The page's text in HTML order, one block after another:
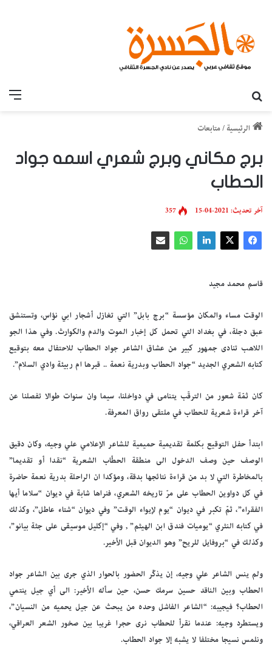
الرئيسية /متابعات
برج مكاني وبرج شعري اسمه جواد
الحطاب
آخر تحديث: 2021-04-15 357
قاسم محمد مجيد
الوقت مساء والمكان مؤسسة “برج بابل” التي تغازل أشجار ابي نؤاس، وتستنشق
عبق دجلة، في بغداد التي تحمل كل إخبار الموت والدم والكوارث. وفي هذا الجو
اللاهب تنادى جمهور كبير من عشاق الشاعر جواد الحطاب للاحتفال معه بتوقيع
كتابه الشعري الجديد “جواد الحطاب وبدرية نعمة .. قبرها ام ربيئة وادي السلام”.
كان ثمّة شعور من الترقّب يتنامى في دواخلنا، سيما وان سنوات طوالا تفصلنا عن
آخر قراءة شعرية للحطاب في ملتقى رواق المعرفة.
ابتدأ حفل التوقيع بكلمة تقديمية حميمية للشاعر الإعلامي علي وجيه، وكان دقيق
الوصف حين وصف الدخول الى منطقة الحطّاب الشعرية “نقدا أو تقديما”
بالمخاطرة التي لا بد من قراءة نتائجها بدقة، ومؤكدا ان الراحلة بدرية نعمة حاضرة
في كل دواوين الحطاب على مرّ تاريخه الشعري، فنراها شابة في ديوان “سلاما أيها
الفقراء”، ثمّ تكبر في ديوان “يوم لإيواء الوقت” وفي ديوان “شتاء عاطل”، وكذلك
في كتابه النثري “يوميات فندق ابن الهيثم” , وفي “إكليل موسيقى على جثة بيانو”،
وكذلك في “بروفايل للريح” وهو الديوان قبل الأخير.
ولم ينس الشاعر علي وجيه، إن يذكّر الحضور بالحوار الذي جرى بين الشاعر جواد
الحطاب وبين الناقد حسين سرمك حسن، حين سأله الأخير: الى أي جيل ينتمي
الحطاب؟ فيجيبه: “الشاعر الفاشل وحده من يبحث عن جيل يحميه من النسيان”،
ويستطرد وجيه: عندما نقرأ للحطاب نرى حجرا غريبا بين صخور الشعر العراقي،
ونلمس نسيجا مختلفا لا يشبه إلا جواد الحطاب.